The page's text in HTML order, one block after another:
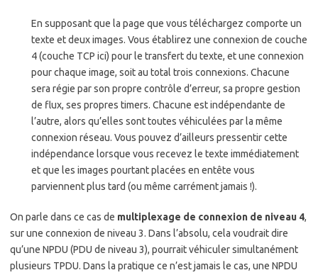
En supposant que la page que vous téléchargez comporte un
texte et deux images. Vous établirez une connexion de couche
4 (couche TCP ici) pour le transfert du texte, et une connexion
pour chaque image, soit au total trois connexions. Chacune
sera régie par son propre contrôle d’erreur, sa propre gestion
de flux, ses propres timers. Chacune est indépendante de
l’autre, alors qu’elles sont toutes véhiculées par la même
connexion réseau. Vous pouvez d’ailleurs pressentir cette
indépendance lorsque vous recevez le texte immédiatement
et que les images pourtant placées en entête vous
parviennent plus tard (ou même carrément jamais !).
On parle dans ce cas de multiplexage de connexion de niveau 4,
sur une connexion de niveau 3. Dans l’absolu, cela voudrait dire
qu’une NPDU (PDU de niveau 3), pourrait véhiculer simultanément
plusieurs TPDU. Dans la pratique ce n’est jamais le cas, une NPDU